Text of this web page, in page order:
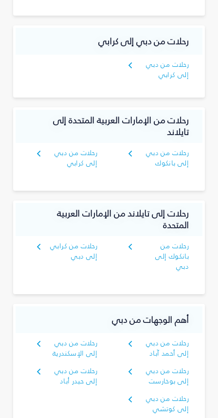
رحلات من دبي إلى كرابي
رحلات من دبي
إلى كرابي
رحلات من الإمارات العربية المتحدة إلى
تايلاند
رحلات من دبي
إلى بانكوك
رحلات من دبي
إلى كرابي
رحلات إلى تايلاند من الإمارات العربية
المتحدة
رحلات من
بانكوك إلى
دبي
رحلات من كرابي
إلى دبي
أهم الوجهات من دبي
رحلات من دبي
إلى أحمد آباد
رحلات من دبي
إلى الإسكندرية
رحلات من دبي
إلى بوخارست
رحلات من دبي
إلى حيدر أباد
رحلات من دبي
إلى كوتشي